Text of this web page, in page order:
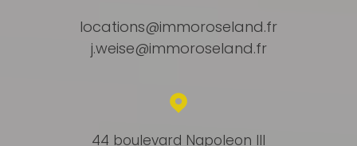
locations@immoroseland.fr
j.weise@immoroseland.fr
44 boulevard Napoleon III